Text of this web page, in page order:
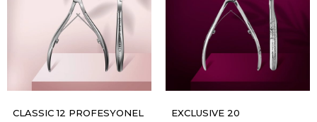
CLASSIC 12 PROFESYONEL
EXCLUSIVE 20